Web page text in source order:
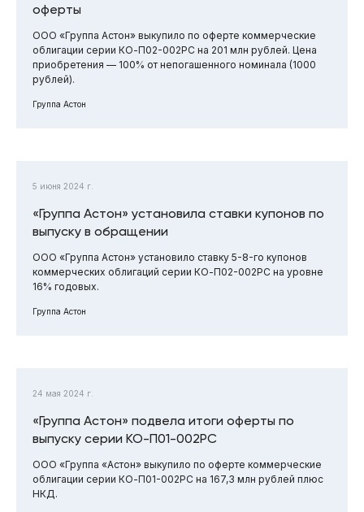
оферты
ООО «Группа Астон» выкупило по оферте коммерческие
облигации серии КО-П02-002РС на 201 млн рублей. Цена
приобретения — 100% от непогашенного номинала (1000
рублей).
Группа Астон
5 июня 2024 г.
«Группа Астон» установила ставки купонов по
выпуску в обращении
ООО «Группа Астон» установило ставку 5-8-го купонов
коммерческих облигаций серии КО-П02-002РС на уровне
16% годовых.
Группа Астон
24 мая 2024 г.
«Группа Астон» подвела итоги оферты по
выпуску серии КО-П01-002РС
ООО «Группа «Астон» выкупило по оферте коммерческие
облигации серии КО-П01-002РС на 167,3 млн рублей плюс
НКД.